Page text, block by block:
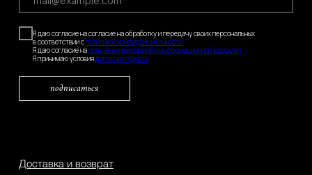
Доставка и возврат
Я даю согласие на согласие на обработку и передачу своих персональных
в соответствии сполитикой конфиденциальности
Я даю согласие наполучение рекламной и информационной рассылки
Я принимаю условиядоговора оферты
подписаться